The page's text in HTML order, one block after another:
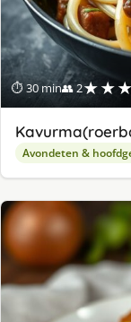
⏱ 30 min👥 2
Avondeten &